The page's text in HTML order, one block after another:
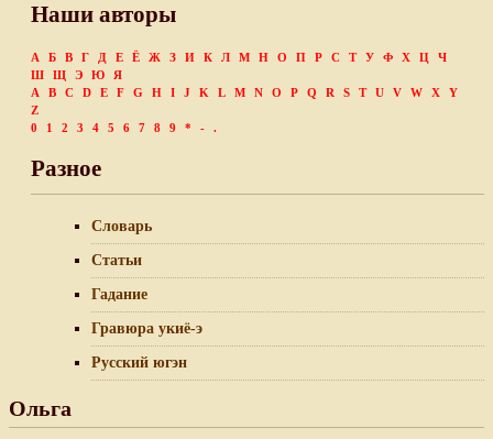
Наши авторы
А Б В Г Д Е Ё Ж З И К Л М Н О П Р С Т У Ф Х Ц
Ч
Ш
Щ Э Ю
Я
A
B C D E F G H I J K L M N O P Q R S T U V W X
Y
Z
0
1 2 3 4 5 6 7 8 9 * - .
Разное
Словарь
Статьи
Гадание
Гравюра укиё-э
Русский югэн
Ольга